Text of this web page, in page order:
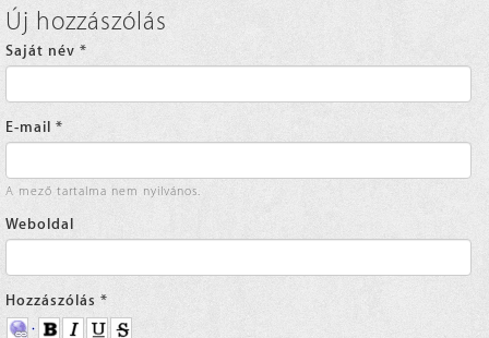
Új hozzászólás
Saját név *
E-mail *
A mező tartalma nem nyilvános.
Weboldal
Hozzászólás *